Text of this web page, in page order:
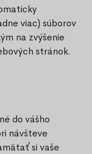
viac) súborov
na zvýšenie
stránok.
do vášho
návšteve
si vaše